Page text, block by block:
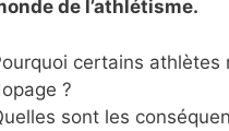
de l’athlétisme.
certains athlètes
?
sont les